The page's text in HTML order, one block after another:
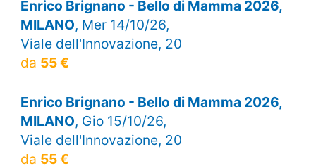
Enrico Brignano - Bello di Mamma 2026,
MILANO, Mer 14/10/26,
Viale dell'Innovazione, 20
da 55 €
Enrico Brignano - Bello di Mamma 2026,
MILANO, Gio 15/10/26,
Viale dell'Innovazione, 20
da 55 €